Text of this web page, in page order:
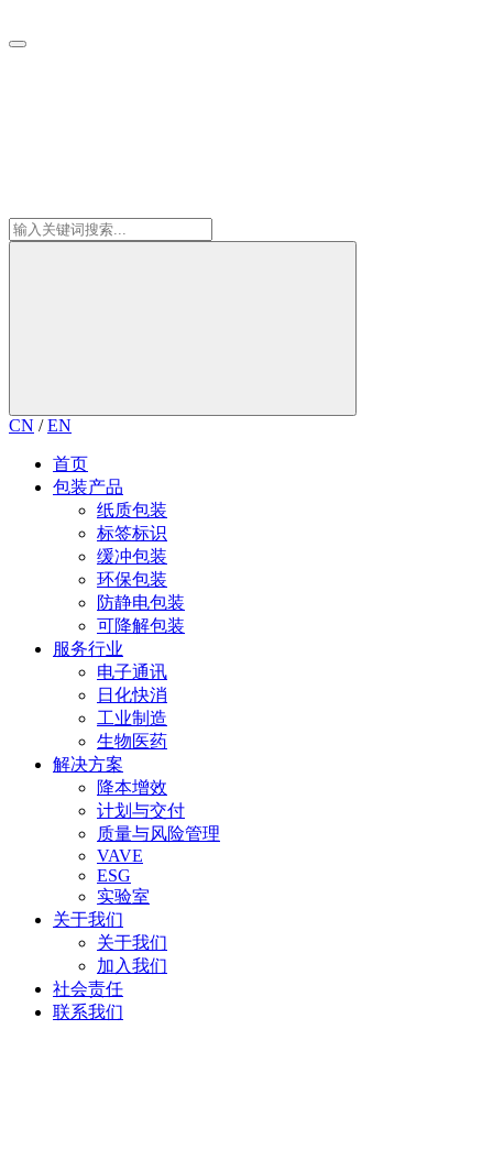
CN / EN
首页
包装产品
纸质包装
标签标识
缓冲包装
环保包装
防静电包装
可降解包装
服务行业
电子通讯
日化快消
工业制造
生物医药
解决方案
降本增效
计划与交付
质量与风险管理
VAVE
ESG
实验室
关于我们
关于我们
加入我们
社会责任
联系我们